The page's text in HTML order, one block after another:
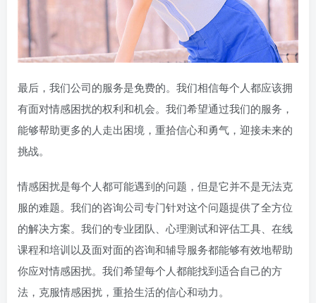
最后，我们公司的服务是免费的。我们相信每个人都应该拥
有面对情感困扰的权利和机会。我们希望通过我们的服务，
能够帮助更多的人走出困境，重拾信心和勇气，迎接未来的
挑战。
情感困扰是每个人都可能遇到的问题，但是它并不是无法克
服的难题。我们的咨询公司专门针对这个问题提供了全方位
的解决方案。我们的专业团队、心理测试和评估工具、在线
课程和培训以及面对面的咨询和辅导服务都能够有效地帮助
你应对情感困扰。我们希望每个人都能找到适合自己的方
法，克服情感困扰，重拾生活的信心和动力。